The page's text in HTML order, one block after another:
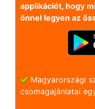
applikációt, hogy
önnel legyen az
Magyarországi
csomagajánlatai